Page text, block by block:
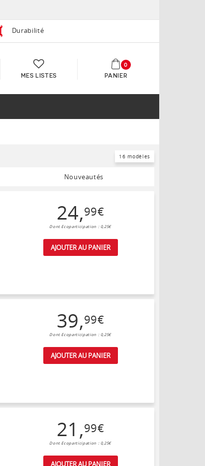
Durabilité
MES LISTES PANIER
0
16 modèles
Nouveautés
24,99€
Dont Ecoparticipation : 0,25€
AJOUTER AU PANIER
39,99€
Dont Ecoparticipation : 0,25€
AJOUTER AU PANIER
21 ,99€
Dont Ecoparticipation : 0,25€
AJOUTER AU PANIER